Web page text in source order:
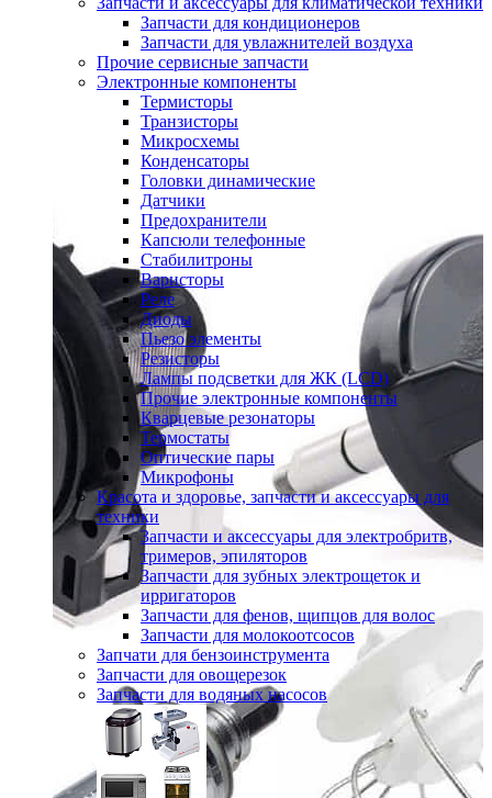
Запчасти для кондиционеров
Запчасти для увлажнителей воздуха
Прочие сервисные запчасти
Электронные компоненты
Термисторы
Транзисторы
Микросхемы
Конденсаторы
Головки динамические
Датчики
Предохранители
Капсюли телефонные
Стабилитроны
Варисторы
Реле
Диоды
Пьезо элементы
Резисторы
Лампы подсветки для ЖК (LCD)
Прочие электронные компоненты
Кварцевые резонаторы
Термостаты
Оптические пары
Микрофоны
Красота и здоровье, запчасти и аксессуары для
техники
Запчасти и аксессуары для электробритв,
тримеров, эпиляторов
Запчасти для зубных электрощеток и
ирригаторов
Запчасти для фенов, щипцов для волос
Запчасти для молокоотсосов
Запчати для бензоинструмента
Запчасти для овощерезок
Запчасти для водяных насосов